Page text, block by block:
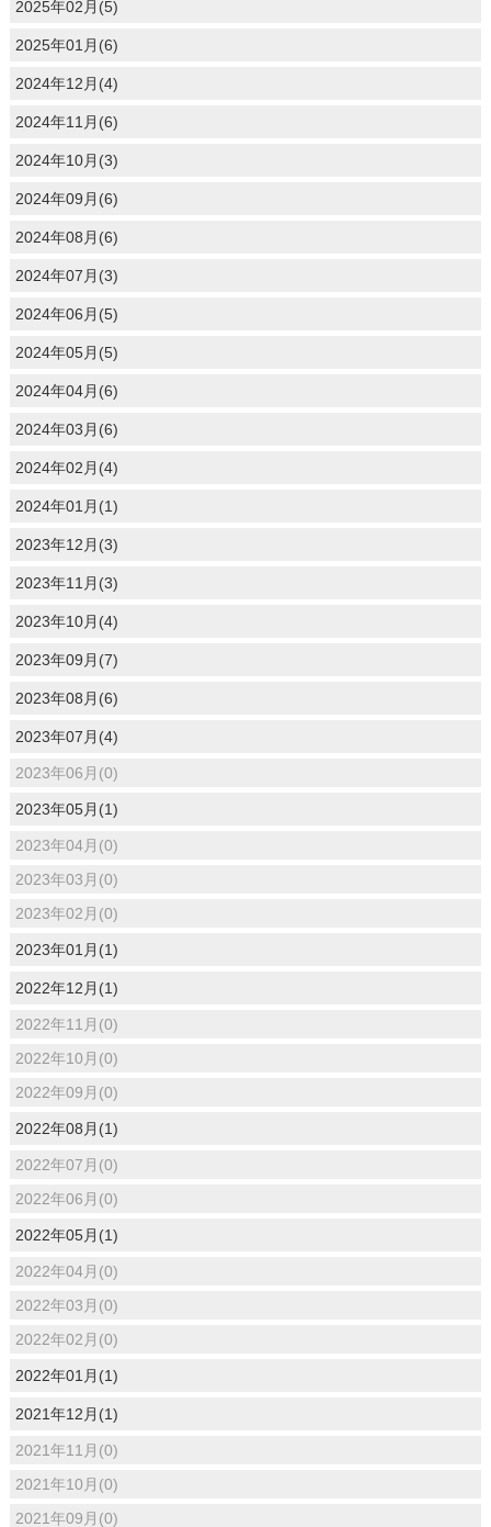
2025年02月(5)
2025年01月(6)
2024年12月(4)
2024年11月(6)
2024年10月(3)
2024年09月(6)
2024年08月(6)
2024年07月(3)
2024年06月(5)
2024年05月(5)
2024年04月(6)
2024年03月(6)
2024年02月(4)
2024年01月(1)
2023年12月(3)
2023年11月(3)
2023年10月(4)
2023年09月(7)
2023年08月(6)
2023年07月(4)
2023年06月(0)
2023年05月(1)
2023年04月(0)
2023年03月(0)
2023年02月(0)
2023年01月(1)
2022年12月(1)
2022年11月(0)
2022年10月(0)
2022年09月(0)
2022年08月(1)
2022年07月(0)
2022年06月(0)
2022年05月(1)
2022年04月(0)
2022年03月(0)
2022年02月(0)
2022年01月(1)
2021年12月(1)
2021年11月(0)
2021年10月(0)
2021年09月(0)